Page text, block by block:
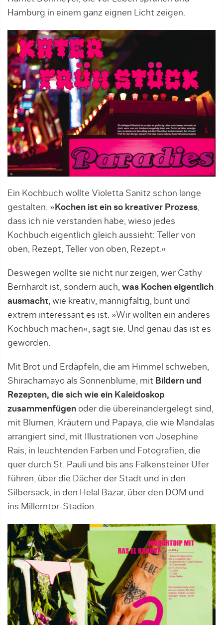
Hamburg in einem ganz eignen Licht zeigen.
Ein Kochbuch wollte Violetta Sanitz schon lange
gestalten. » Kochen ist ein so kreativer Prozess,
dass ich nie verstanden habe, wieso jedes
Kochbuch eigentlich gleich aussieht: Teller von
oben, Rezept, Teller von oben, Rezept.«
Deswegen wollte sie nicht nur zeigen, wer Cathy
Bernhardt ist, sondern auch, was Kochen eigentlich
ausmacht, wie kreativ, mannigfaltig, bunt und
extrem interessant es ist. »Wir wollten ein anderes
Kochbuch machen«, sagt sie. Und genau das ist es
geworden.
Mit Brot und Erdäpfeln, die am Himmel schweben,
Shirachamayo als Sonnenblume, mit Bildern und
Rezepten, die sich wie ein Kaleidoskop
zusammenfügen oder die übereinandergelegt sind,
mit Blumen, Kräutern und Papaya, die wie Mandalas
arrangiert sind, mit Illustrationen von Josephine
Rais, in leuchtenden Farben und Fotografien, die
quer durch St. Pauli und bis ans Falkensteiner Ufer
führen, über die Dächer der Stadt und in den
Silbersack, in den Helal Bazar, über den DOM und
ins Millerntor-Stadion.